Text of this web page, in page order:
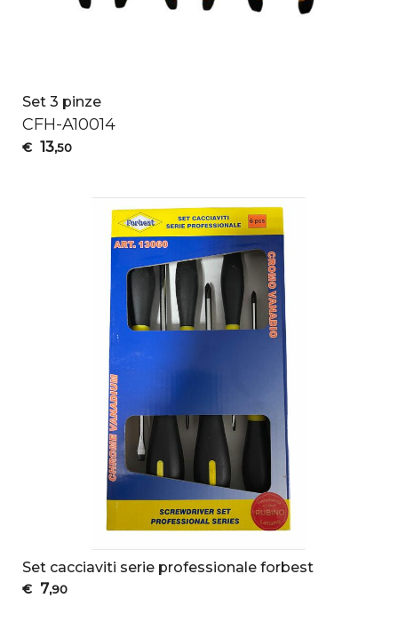
Set 3 pinze
CFH-A10014
€ 13,50
Set cacciaviti serie professionale forbest
€ 7,90